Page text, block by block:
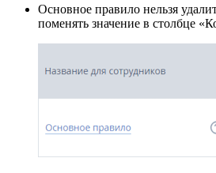
Основное правило нельзя
поменять значение в столбце